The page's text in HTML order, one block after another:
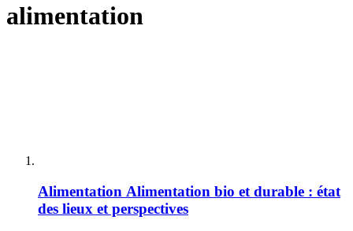
alimentation
Alimentation Alimentation bio et durable : état
des lieux et perspectives